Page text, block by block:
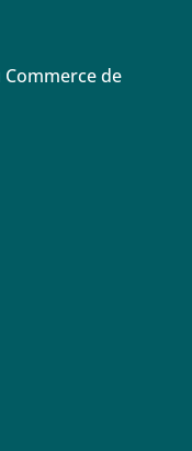
Commerce de